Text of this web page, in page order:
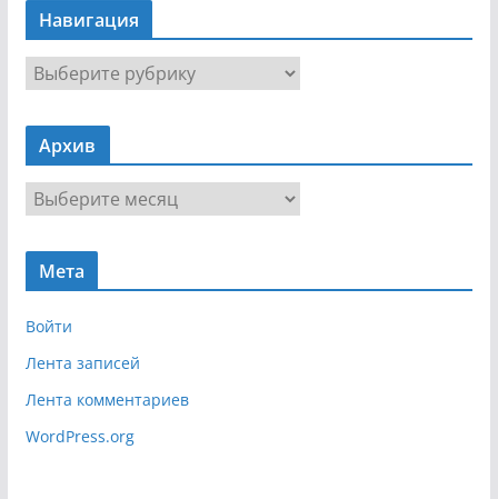
Навигация
Н
а
в
г
я
Архив
р
х
Мета
Войти
Лента записей
Лента комментариев
WordPress.org